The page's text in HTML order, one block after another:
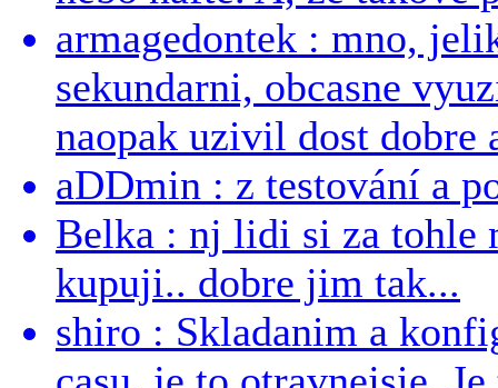
armagedontek : mno,
sekundarni, obcasne
naopak uzivil dost dobre
aDDmin : z testování a
Belka : nj lidi si za tohle
kupuji.. dobre jim tak...
shiro : Skladanim a